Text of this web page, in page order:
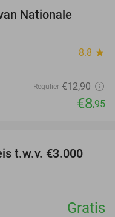
Nationale
8.8 star
Regulier €12,90
€8,95
t.w.v. €3.000
Gratis